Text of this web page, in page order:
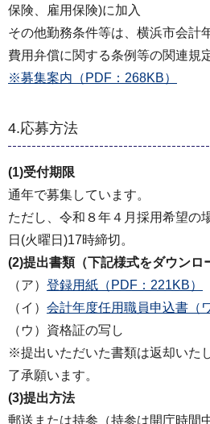
保険、雇用保険)に加入
その他勤務条件等は、横浜市会計
費用弁償に関する条例等の関連規
※募集案内（PDF：268KB）
4.応募方法
(1)受付期限
通年で募集しています。
ただし、令和８年４月採用希望の
日(火曜日)17時締切。
(2)提出書類（下記様式をダウンロ
（ア） 登録用紙（PDF：221KB）
（イ） 会計年度任用職員申込書（
（ウ）資格証の写し
※提出いただいた書類は返却いた
了承願います。
(3)提出方法
郵送または持参（持参は開庁時間